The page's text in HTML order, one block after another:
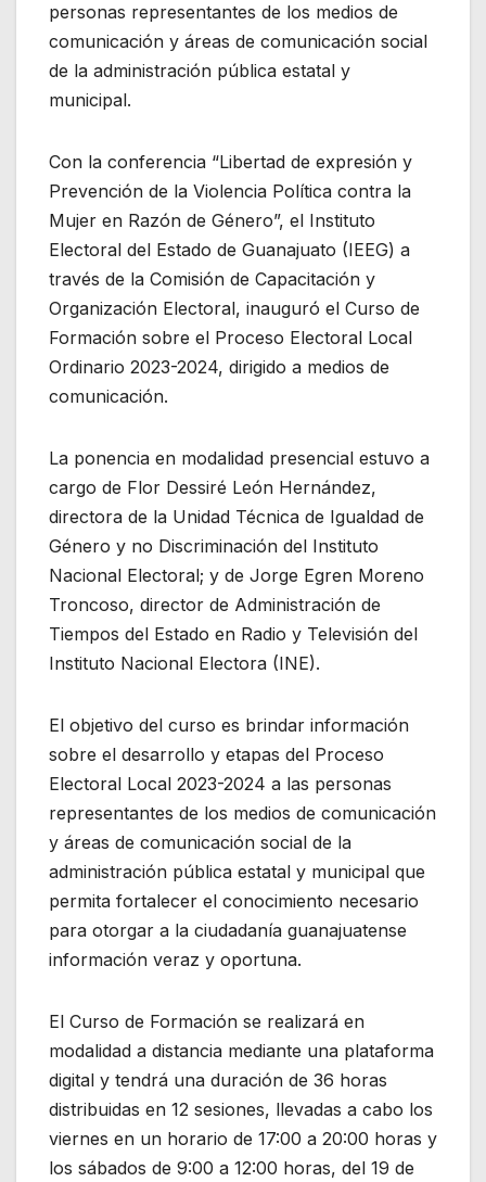
personas representantes de los medios de
comunicación y áreas de comunicación social
de la administración pública estatal y
municipal.
Con la conferencia “Libertad de expresión y
Prevención de la Violencia Política contra la
Mujer en Razón de Género”, el Instituto
Electoral del Estado de Guanajuato (IEEG) a
través de la Comisión de Capacitación y
Organización Electoral, inauguró el Curso de
Formación sobre el Proceso Electoral Local
Ordinario 2023-2024, dirigido a medios de
comunicación.
La ponencia en modalidad presencial estuvo a
cargo de Flor Dessiré León Hernández,
directora de la Unidad Técnica de Igualdad de
Género y no Discriminación del Instituto
Nacional Electoral; y de Jorge Egren Moreno
Troncoso, director de Administración de
Tiempos del Estado en Radio y Televisión del
Instituto Nacional Electora (INE).
El objetivo del curso es brindar información
sobre el desarrollo y etapas del Proceso
Electoral Local 2023-2024 a las personas
representantes de los medios de comunicación
y áreas de comunicación social de la
administración pública estatal y municipal que
permita fortalecer el conocimiento necesario
para otorgar a la ciudadanía guanajuatense
información veraz y oportuna.
El Curso de Formación se realizará en
modalidad a distancia mediante una plataforma
digital y tendrá una duración de 36 horas
distribuidas en 12 sesiones, llevadas a cabo los
viernes en un horario de 17:00 a 20:00 horas y
los sábados de 9:00 a 12:00 horas, del 19 de